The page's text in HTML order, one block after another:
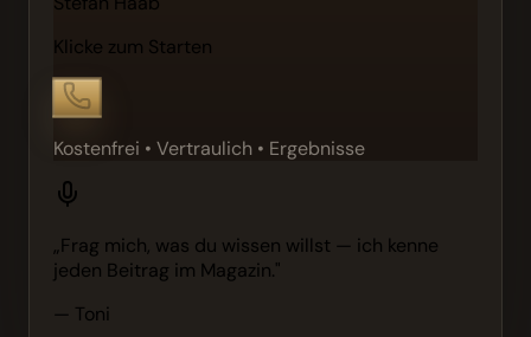
Klicke zum Starten
Kostenfrei • Vertraulich • Ergebnisse
„Frag mich, was du wissen willst — ich kenne
jeden Beitrag im Magazin."
— Toni